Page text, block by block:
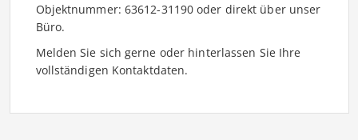
Objektnummer: 63612-31190 oder direkt über unser
Büro.
Melden Sie sich gerne oder hinterlassen Sie Ihre
vollständigen Kontaktdaten.